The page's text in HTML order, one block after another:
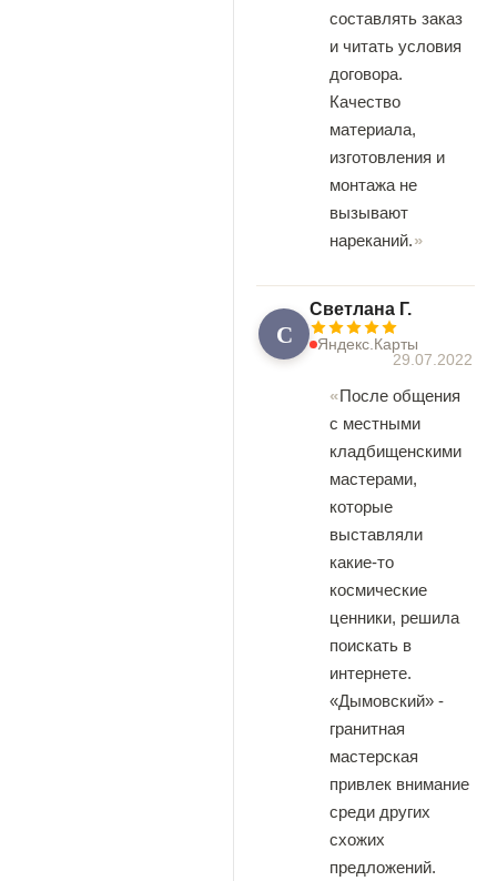
составлять заказ
и читать условия
договора.
Качество
материала,
изготовления и
монтажа не
вызывают
нареканий.
С
Светлана Г.
Яндекс.Карты
29.07.2022
После общения
с местными
кладбищенскими
мастерами,
которые
выставляли
какие-то
космические
ценники, решила
поискать в
интернете.
«Дымовский» -
гранитная
мастерская
привлек внимание
среди других
схожих
предложений.